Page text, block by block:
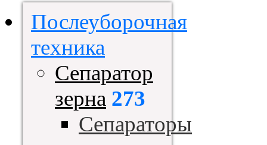
Послеуборочная
техника
Сепаратор
зерна 273
Сепараторы